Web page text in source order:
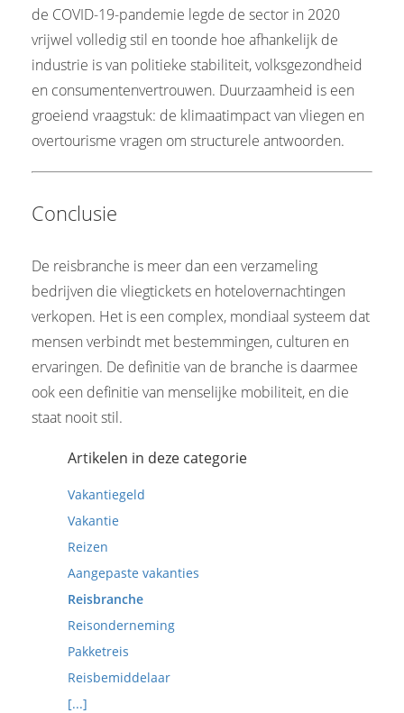
de COVID-19-pandemie legde de sector in 2020
vrijwel volledig stil en toonde hoe afhankelijk de
industrie is van politieke stabiliteit, volksgezondheid
en consumentenvertrouwen. Duurzaamheid is een
groeiend vraagstuk: de klimaatimpact van vliegen en
overtourisme vragen om structurele antwoorden.
Conclusie
De reisbranche is meer dan een verzameling
bedrijven die vliegtickets en hotelovernachtingen
verkopen. Het is een complex, mondiaal systeem dat
mensen verbindt met bestemmingen, culturen en
ervaringen. De definitie van de branche is daarmee
ook een definitie van menselijke mobiliteit, en die
staat nooit stil.
Artikelen in deze categorie
Vakantiegeld
Vakantie
Reizen
Aangepaste vakanties
Reisbranche
Reisonderneming
Pakketreis
Reisbemiddelaar
[...]